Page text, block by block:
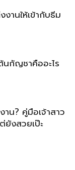
านให้เข้ากับธีม
นกัญชาคืออะไร
าน? คู่มือเจ้าสาว
ยังสวยเป๊ะ